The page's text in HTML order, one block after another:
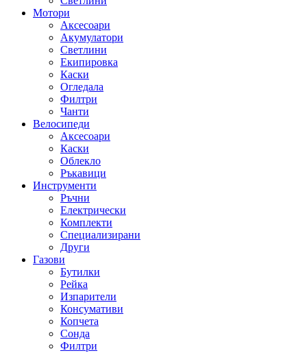
Мотори
Аксесоари
Акумулатори
Светлини
Екипировка
Каски
Огледала
Филтри
Чанти
Велосипеди
Аксесоари
Каски
Облекло
Ръкавици
Инструменти
Ръчни
Електрически
Комплекти
Специализирани
Други
Газови
Бутилки
Рейка
Изпарители
Консумативи
Копчета
Сонда
Филтри